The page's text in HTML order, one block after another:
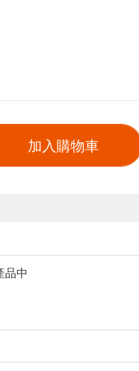
加入購物車
品中